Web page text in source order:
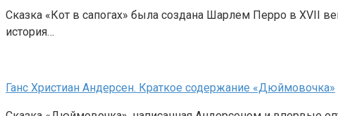
Сказка «Кот в сапогах» была создана Шарлем Перро в XVII
история…
Ганс Христиан Андерсен. Краткое содержание «Дюймовочка»